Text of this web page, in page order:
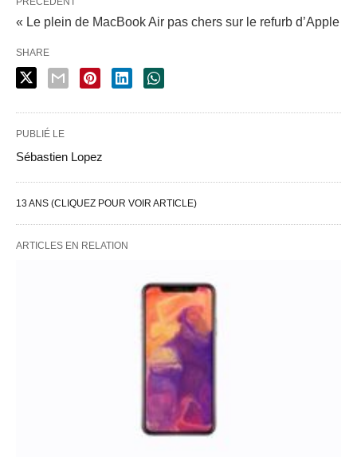
« Le plein de MacBook Air pas chers sur le refurb d’Apple
SHARE
PUBLIÉ LE
Sébastien Lopez
13 ANS (CLIQUEZ POUR VOIR ARTICLE)
ARTICLES EN RELATION